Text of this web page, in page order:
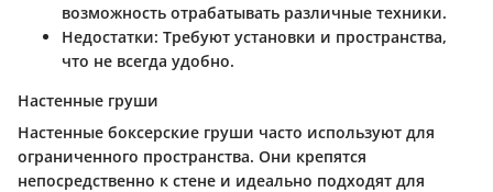
возможность отрабатывать различные техники.
Недостатки: Требуют установки и пространства,
что не всегда удобно.
Настенные груши
Настенные боксерские груши часто используют для
ограниченного пространства. Они крепятся
непосредственно к стене и идеально подходят для